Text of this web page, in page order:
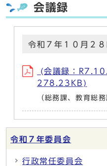
会議録
令和７年１０月２８
(会議録：
278.23KB)
（総務課、教育総
令和７年委員会
行政常任委員会